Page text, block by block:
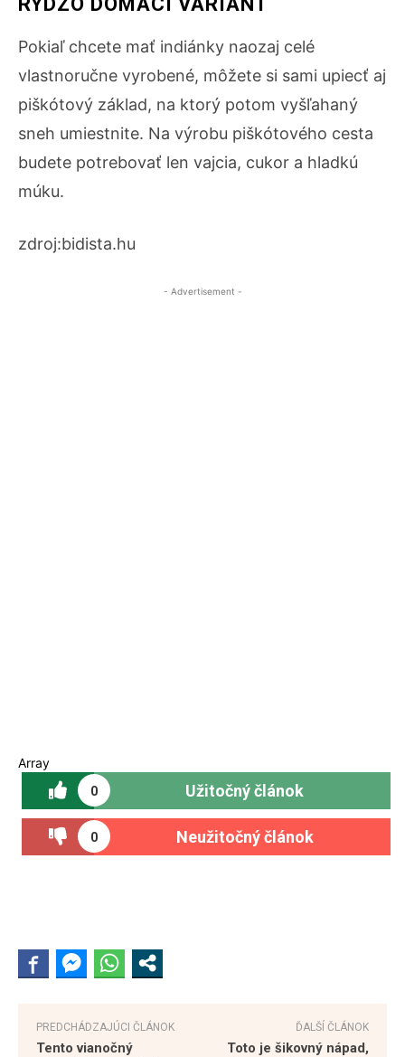
Pokiaľ chcete mať indiánky naozaj celé
vlastnoručne vyrobené, môžete si sami upiecť aj
piškótový základ, na ktorý potom vyšľahaný
sneh umiestnite. Na výrobu piškótového cesta
budete potrebovať len vajcia, cukor a hladkú
múku.
zdroj:bidista.hu
- Advertisement -
Array
0 Užitočný článok
0 Neužitočný článok
PREDCHÁDZAJÚCI ČLÁNOK
Tento vianočný
ĎALŠÍ ČLÁNOK
Toto je šikovný nápad,